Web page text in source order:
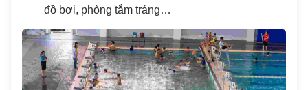
đồ bơi, phòng tắm tráng…